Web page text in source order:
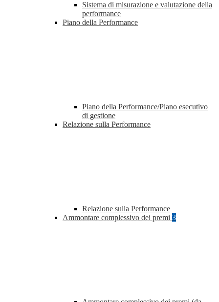
Sistema di misurazione e valutazione della
performance
Piano della Performance
Piano della Performance/Piano esecutivo
di gestione
Relazione sulla Performance
Relazione sulla Performance
Ammontare complessivo dei premi 3